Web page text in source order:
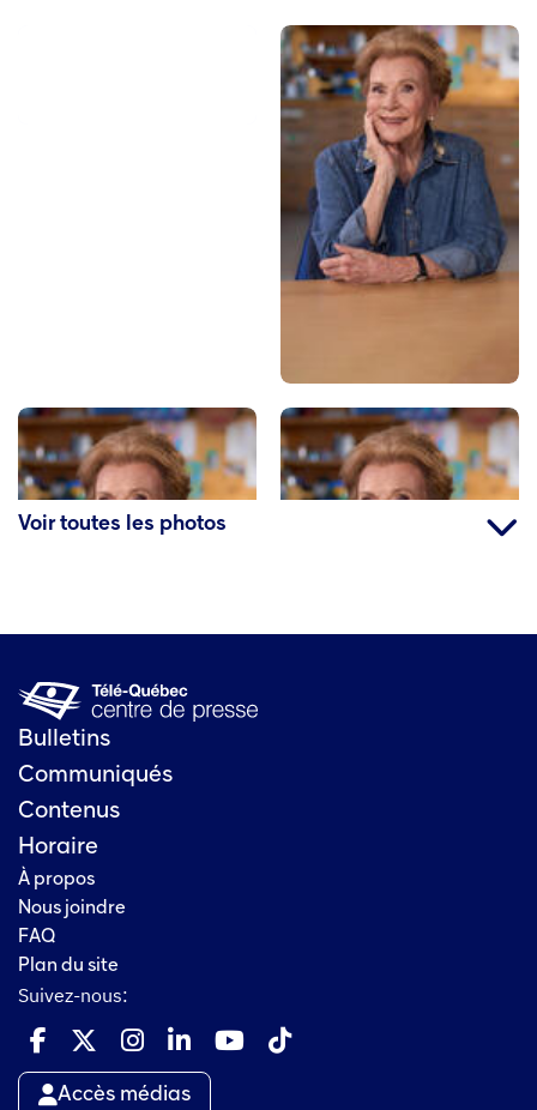
Voir toutes les photos
Bulletins
Communiqués
Contenus
Horaire
À propos
Nous joindre
FAQ
Plan du site
Suivez-nous:
Accès médias